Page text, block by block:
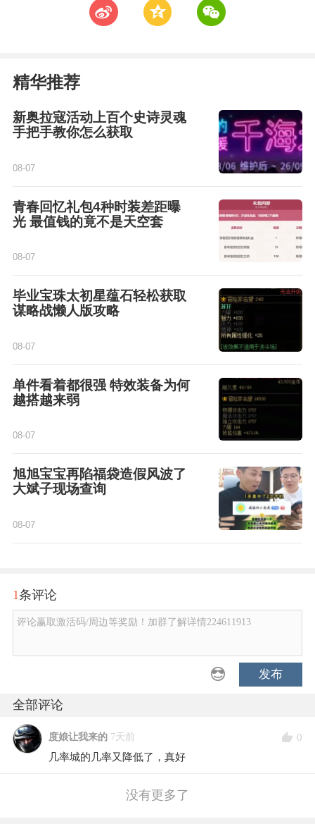
t z w
精华推荐
新奥拉寇活动上百个史诗灵魂
手把手教你怎么获取
08-07
青春回忆礼包4种时装差距曝
光 最值钱的竟不是天空套
08-07
毕业宝珠太初星蕴石轻松获取
谋略战懒人版攻略
08-07
单件看着都很强 特效装备为何
越搭越来弱
08-07
旭旭宝宝再陷福袋造假风波了
大斌子现场查询
08-07
1条评论
评论赢取激活码/周边等奖励！加群了解详情224611913
发布
全部评论
度娘让我来的 7天前
0
几率城的几率又降低了，真好
没有更多了